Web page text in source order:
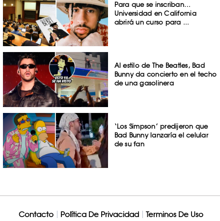
Para que se inscriban…
Universidad en California
abrirá un curso para ...
Al estilo de The Beatles, Bad
Bunny da concierto en el techo
de una gasolinera
‘Los Simpson’ predijeron que
Bad Bunny lanzaría el celular
de su fan
Contacto Política De Privacidad Terminos De Uso